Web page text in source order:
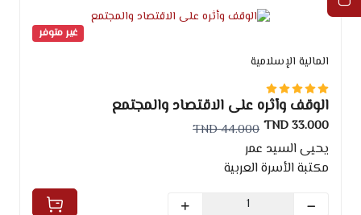
غير متوفر
المالية الإسلامية
الوقف وأثره على الاقتصاد والمجتمع
33.000 TND
44.000 TND
يحيى السيد عمر
مكتبة الأسرة العربية